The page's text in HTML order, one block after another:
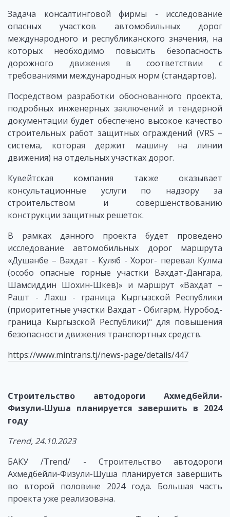
Задача консалтинговой фирмы - исследование
опасных участков автомобильных дорог
международного и республиканского значения, на
которых необходимо повысить безопасность
дорожного движения в соответствии с
требованиями международных норм (стандартов).
Посредством разработки обоснованного проекта,
подробных инженерных заключений и тендерной
документации будет обеспечено высокое качество
строительных работ защитных ограждений (VRS –
система, которая держит машину на линии
движения) на отдельных участках дорог.
Кувейтская компания также оказывает
консультационные услуги по надзору за
строительством и совершенствованию
конструкции защитных решеток.
В рамках данного проекта будет проведено
исследование автомобильных дорог маршрута
«Душанбе – Вахдат - Куляб - Хорог- перевал Кулма
(особо опасные горные участки Вахдат-Дангара,
Шамсиддин Шохин-Шкев)» и маршрут «Вахдат –
Рашт - Лахш - граница Кыргызской Республики
(приоритетные участки Вахдат - Обигарм, Нуробод-
граница Кыргызской Республики)" для повышения
безопасности движения транспортных средств.
https://www.mintrans.tj/news-page/details/447
Строительство автодороги Ахмедбейли-
Физули-Шуша планируется завершить в 2024
году
Trend, 24.10.2023
БАКУ /Trend/ - Строительство автодороги
Ахмедбейли-Физули-Шуша планируется завершить
во второй половине 2024 года. Большая часть
проекта уже реализована.